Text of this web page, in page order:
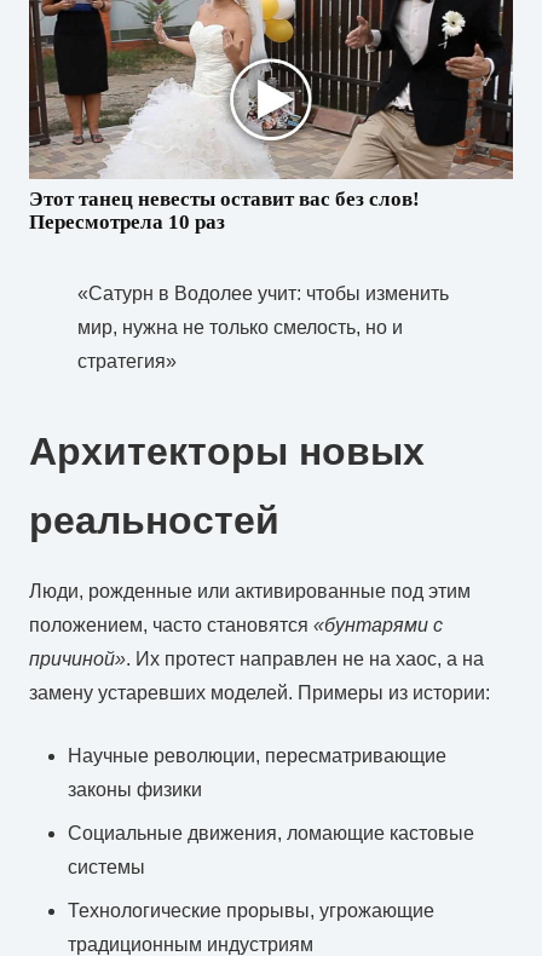
Этот танец невесты оставит вас без слов!
Пересмотрела 10 раз
«Сатурн в Водолее учит: чтобы изменить
мир, нужна не только смелость, но и
стратегия»
Архитекторы новых
реальностей
Люди, рожденные или активированные под этим
положением, часто становятся «бунтарями с
причиной». Их протест направлен не на хаос, а на
замену устаревших моделей. Примеры из истории:
Научные революции, пересматривающие
законы физики
Социальные движения, ломающие кастовые
системы
Технологические прорывы, угрожающие
традиционным индустриям